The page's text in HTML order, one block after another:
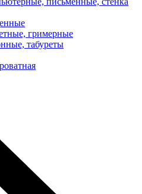
гримерные
табуреты